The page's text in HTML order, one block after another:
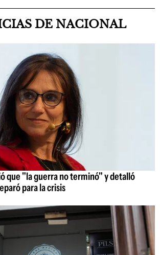
DE NACIONAL
que "la guerra no terminó" y detalló
para la crisis